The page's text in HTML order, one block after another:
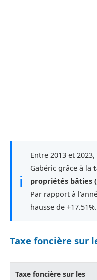
ℹ
Entre 2013 et
Gabéric grâce à la
propriétés bâties
Par rapport à
hausse de +17.51%.
Taxe foncière sur
Taxe foncière sur les